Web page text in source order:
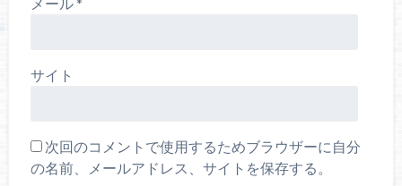
サイト
次回のコメントで使用するためブラウザーに自分
の名前、メールアドレス、サイトを保存する。